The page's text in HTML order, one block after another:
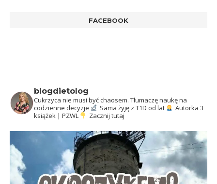
FACEBOOK
blogdietolog
Cukrzyca nie musi być chaosem. Tłumaczę naukę na
codzienne decyzje
Sama żyję z T1D od lat
Autorka 3
książek | PZWL
Zacznij tutaj